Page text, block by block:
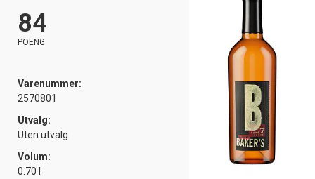
84
POENG
Varenummer:
2570801
Utvalg:
Uten utvalg
Volum:
0.70 l